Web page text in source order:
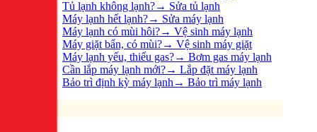
Tủ lạnh không lạnh?→ Sửa tủ lạnh
Máy lạnh hết lạnh?→ Sửa máy lạnh
Máy lạnh có mùi hôi?→ Vệ sinh máy lạnh
Máy giặt bẩn, có mùi?→ Vệ sinh máy giặt
Máy lạnh yếu, thiếu gas?→ Bơm gas máy lạnh
Cần lắp máy lạnh mới?→ Lắp đặt máy lạnh
Bảo trì định kỳ máy lạnh→ Bảo trì máy lạnh